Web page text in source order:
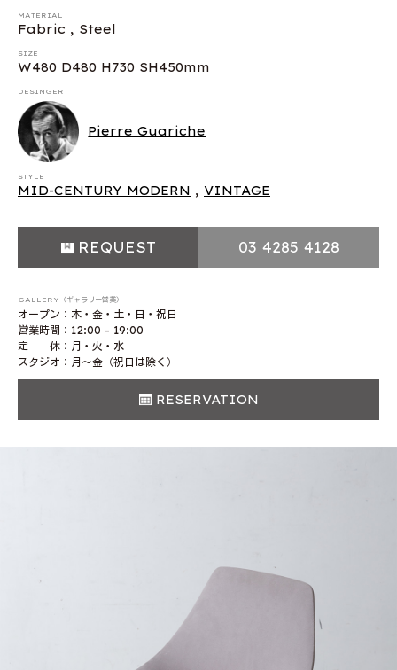
MATERIAL
Fabric , Steel
SIZE
W480 D480 H730 SH450mm
DESINGER
Pierre Guariche
STYLE
MID-CENTURY MODERN , VINTAGE
REQUEST 03 4285 4128
GALLERY（ギャラリー営業）
オープン：木・金・土・日・祝日
営業時間：12:00 - 19:00
定 休：月・火・水
スタジオ：月〜金（祝日は除く）
RESERVATION